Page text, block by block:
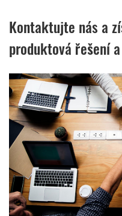
Kontaktujte nás a
produktová řešení